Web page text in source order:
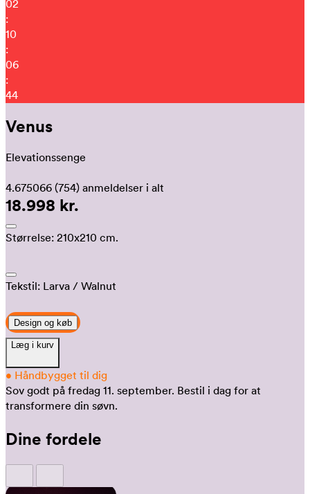
02
:
10
:
06
:
34
Venus
Elevationssenge
4.675066 (754) anmeldelser i alt
18.998 kr.
Størrelse: 210x210 cm.
Tekstil: Larva / Walnut
Design og køb
Læg i kurv
• Håndbygget til dig
Sov godt på fredag 11. september. Bestil i dag for at
transformere din søvn.
Dine fordele